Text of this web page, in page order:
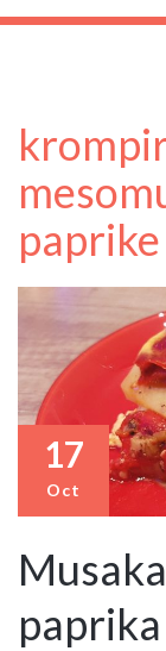
meso
paprike
17
Oct
paprika